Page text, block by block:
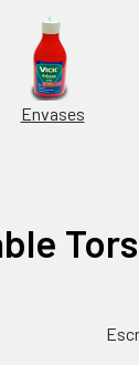
Envases